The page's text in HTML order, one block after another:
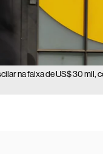
na faixa de US$ 30 mil,